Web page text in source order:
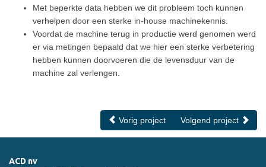
Met beperkte data hebben we dit probleem toch kunnen
verhelpen door een sterke in-house machinekennis.
Voordat de machine terug in productie werd genomen werd
er via metingen bepaald dat we hier een sterke verbetering
hebben kunnen doorvoeren die de levensduur van de
machine zal verlengen.
Vorig project Volgend project
ACD nv